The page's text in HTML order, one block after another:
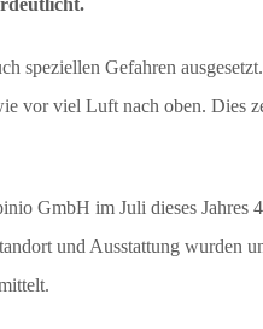
speziellen Gefahren
vor viel Luft nach oben. Dies
GmbH im Juli dieses Jahres
und Ausstattung wurden